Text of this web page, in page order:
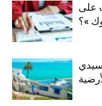
على
»؟